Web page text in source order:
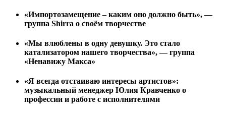
«Импортозамещение – каким оно должно быть», —
группа Shirra о своём творчестве
«Мы влюблены в одну девушку. Это стало
катализатором нашего творчества», — группа
«Ненавижу Макса»
«Я всегда отстаиваю интересы артистов»:
музыкальный менеджер Юлия Кравченко о
профессии и работе с исполнителями